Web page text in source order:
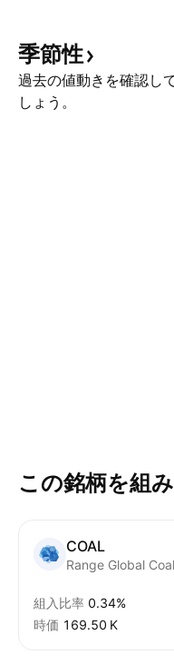
季節性
過去の値動きを確認し
しょう。
この銘柄を組
COAL
Range Global
組入比率 0.34%
時価 ‪169.50 K‬